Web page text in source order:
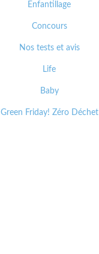
Enfantillage
Concours
Nos tests et avis
Life
Baby
Green Friday! Zéro Déchet